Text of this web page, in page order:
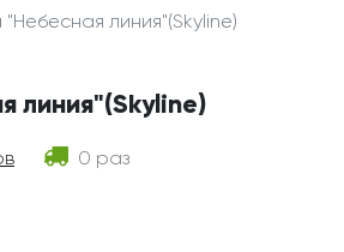
"Небесная линия"(Skyline)
линия"(Skyline)
0 раз